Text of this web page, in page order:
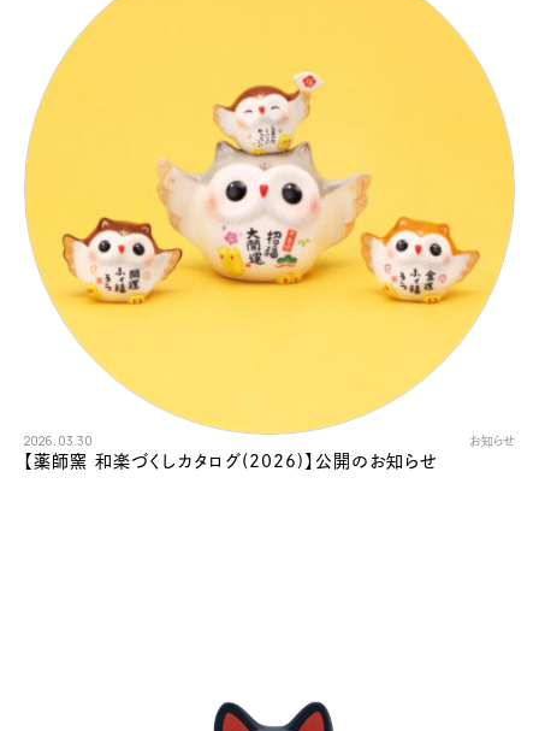
2026.03.30 お知らせ
【薬師窯 和楽づくしカタログ(2026)】公開のお知らせ